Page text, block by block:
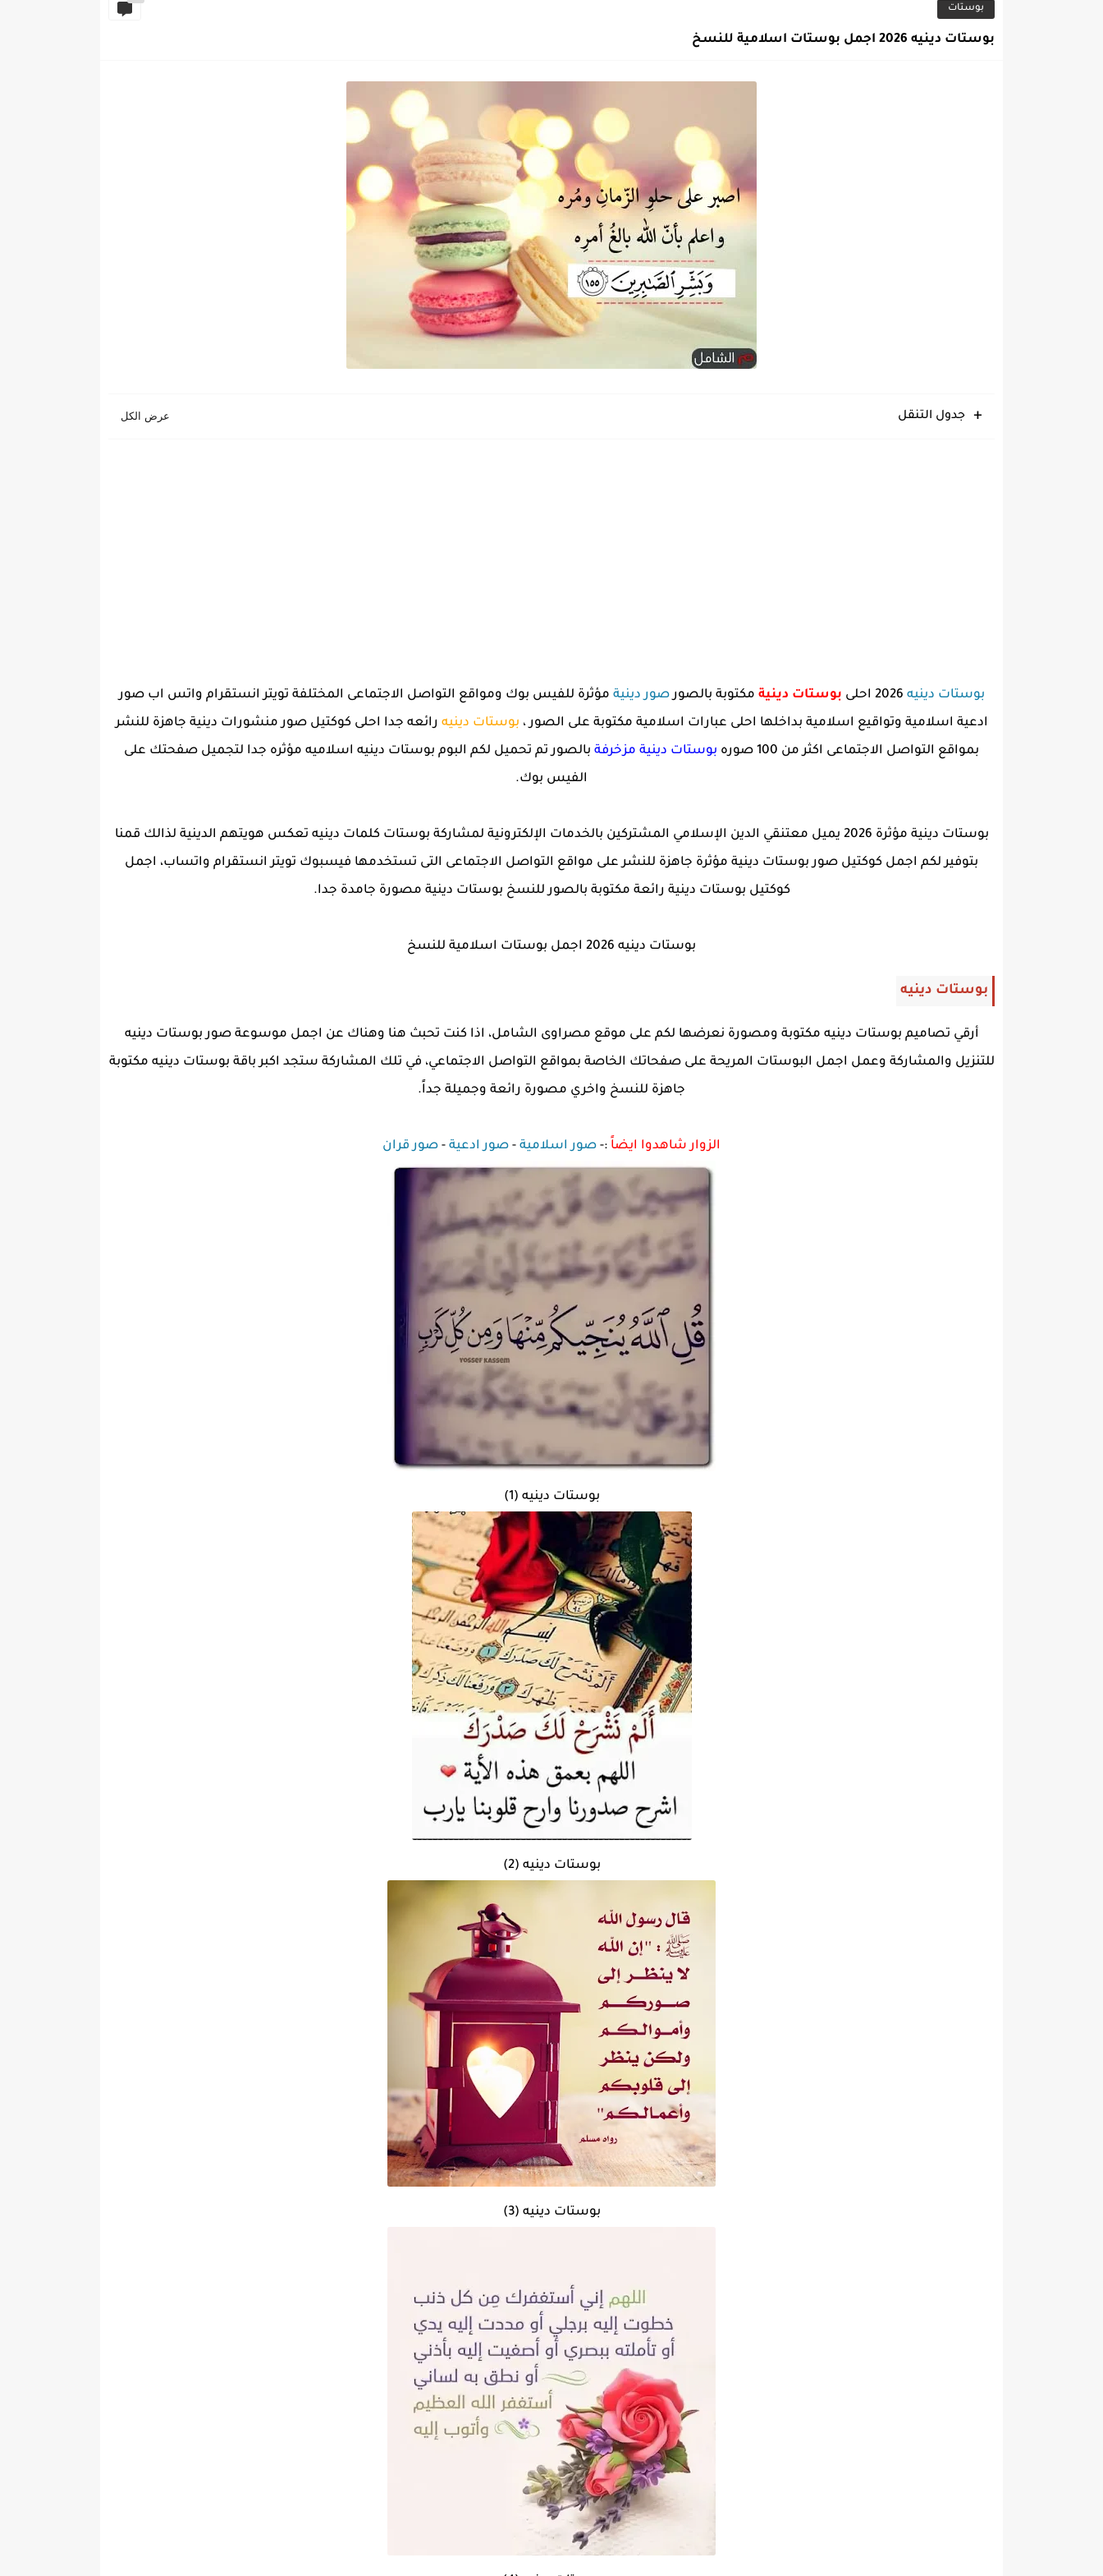
بوستات
بوستات دينيه 2026 اجمل بوستات اسلامية للنسخ
جدول التنقل
بوستات دينيه بوستات دينية مكتوبة بالصورصور دينية مؤثرة للفيس بوك ومواقع التواصل الاجتماعى المختلفة تويتر انستقرام واتس اب صور
ادعية اسلامية وتواقيع اسلامية بداخلها احلى عبارات اسلامية مكتوبة على الصور ، بوستات دينيه رائعه جدا احلى كوكتيل صور منشورات دينية جاهزة للنشر
بمواقع التواصل الاجتماعى اكثر من 100 صوره
بوستات دينية مزخرفة بالصور تم تحميل لكم البوم بوستات دينيه اسلاميه مؤثره جدا لتجميل صفحتك على
الفيس بوك.
بوستات دينية مؤثرة 2026 يميل معتنقي الدين الإسلامي المشتركين بالخدمات الإلكترونية لمشاركة بوستات كلمات دينيه تعكس هويتهم الدينية لذالك قمنا
بتوفير لكم اجمل كوكتيل صور بوستات دينية مؤثرة جاهزة للنشر على مواقع التواصل الاجتماعى التى تستخدمها فيسبوك تويتر انستقرام واتساب، اجمل
كوكتيل بوستات دينية رائعة مكتوبة بالصور للنسخ بوستات دينية مصورة جامدة جدا.
بوستات دينيه 2026 اجمل بوستات اسلامية للنسخ
بوستات دينيه
أرقي تصاميم بوستات دينيه مكتوبة ومصورة نعرضها لكم على موقع مصراوى الشامل، اذا كنت تحبث هنا وهناك عن اجمل موسوعة صور بوستات دينيه
للتنزيل والمشاركة وعمل اجمل البوستات المريحة على صفحاتك الخاصة بمواقع التواصل الاجتماعي، في تلك المشاركة ستجد اكبر باقة بوستات دينيه مكتوبة
جاهزة للنسخ واخري مصورة رائعة وجميلة جداً.
الزوار شاهدوا ايضاً :- صور اسلامية - صور ادعية - صور قران
بوستات دينيه (1)
بوستات دينيه (2)
بوستات دينيه (3)